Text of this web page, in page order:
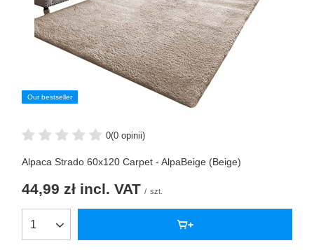
Our bestseller
0(0 opinii)
Alpaca Strado 60x120 Carpet - AlpaBeige (Beige)
44,99 zł incl. VAT / szt.